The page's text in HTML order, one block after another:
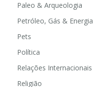
Paleo & Arqueologia
Petróleo, Gás & Energia
Pets
Política
Relações Internacionais
Religião